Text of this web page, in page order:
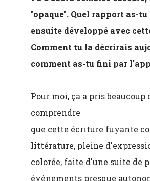
"opaque". Quel rapport as-tu
ensuite développé avec
Comment tu la décrirais
comment as-tu fini par
Pour moi, ça a pris beaucoup
comprendre
que cette écriture fuyante
littérature, pleine
colorée, faite d'une suite de
événements presque